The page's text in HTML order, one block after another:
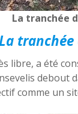
La tranchée
libre, a été
debout
comme un